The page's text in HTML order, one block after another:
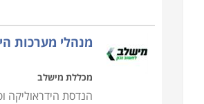
כמה זמן ?
טווח הזמן שבו אורכים קורסי
כאשר יש שני מפגשים כל שבוע.
מנהלי מערכות
מכללת מישלב
הנדסת הידראוליקה